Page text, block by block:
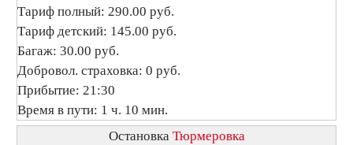
Тариф полный: 290.00 руб.
Тариф детский: 145.00 руб.
Багаж: 30.00 руб.
Добровол. страховка: 0 руб.
Прибытие: 21:30
Время в пути: 1 ч. 10 мин.
Остановка Тюрмеровка